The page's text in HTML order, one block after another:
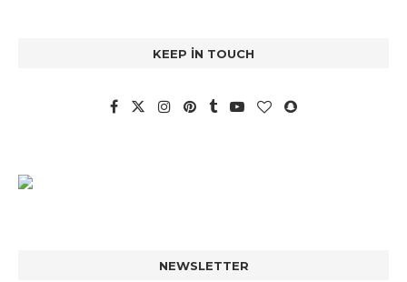
KEEP IN TOUCH
NEWSLETTER